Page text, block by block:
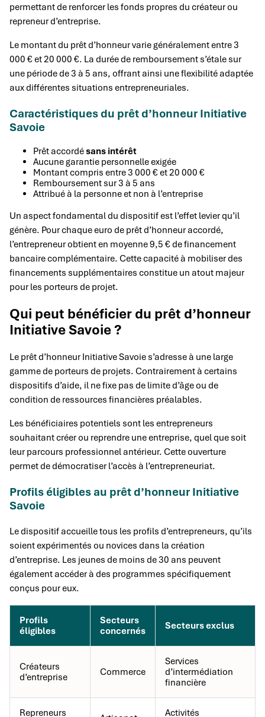
permettant de renforcer les fonds propres du créateur ou
repreneur d’entreprise.
Le montant du prêt d’honneur varie généralement entre 3
000 € et 20 000 €. La durée de remboursement s’étale sur
une période de 3 à 5 ans, offrant ainsi une flexibilité adaptée
aux différentes situations entrepreneuriales.
Caractéristiques du prêt d’honneur Initiative
Savoie
Prêt accordésans intérêt
Aucune garantie personnelle exigée
Montant compris entre 3 000 € et 20 000 €
Remboursement sur 3 à 5 ans
Attribué à la personne et non à l’entreprise
Un aspect fondamental du dispositif est l’effet levier qu’il
génère. Pour chaque euro de prêt d’honneur accordé,
l’entrepreneur obtient en moyenne 9,5 € de financement
bancaire complémentaire. Cette capacité à mobiliser des
financements supplémentaires constitue un atout majeur
pour les porteurs de projet.
Qui peut bénéficier du prêt d’honneur
Initiative Savoie ?
Le prêt d’honneur Initiative Savoie s’adresse à une large
gamme de porteurs de projets. Contrairement à certains
dispositifs d’aide, il ne fixe pas de limite d’âge ou de
condition de ressources financières préalables.
Les bénéficiaires potentiels sont les entrepreneurs
souhaitant créer ou reprendre une entreprise, quel que soit
leur parcours professionnel antérieur. Cette ouverture
permet de démocratiser l’accès à l’entrepreneuriat.
Profils éligibles au prêt d’honneur Initiative
Savoie
Le dispositif accueille tous les profils d’entrepreneurs, qu’ils
soient expérimentés ou novices dans la création
d’entreprise. Les jeunes de moins de 30 ans peuvent
également accéder à des programmes spécifiquement
conçus pour eux.
Profils
éligibles
Secteurs
concernés
Secteurs exclus
Créateurs
d’entreprise
Commerce
Services
d’intermédiation
financière
Repreneurs Activités